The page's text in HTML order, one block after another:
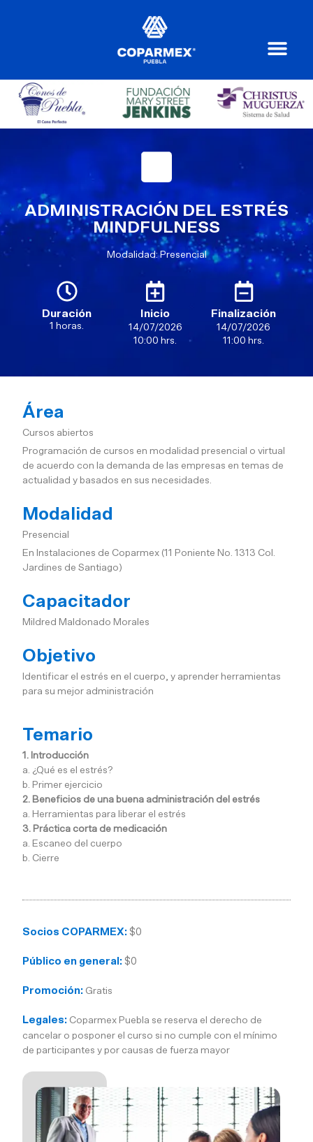
ADMINISTRACIÓN DEL ESTRÉS
MINDFULNESS
Modalidad: Presencial
Duración
1 horas.
Inicio
14/07/2026
10:00 hrs.
Finalización
14/07/2026
11:00 hrs.
Área
Cursos abiertos
Programación de cursos en modalidad presencial o virtual
de acuerdo con la demanda de las empresas en temas de
actualidad y basados en sus necesidades.
Modalidad
Presencial
En Instalaciones de Coparmex (11 Poniente No. 1313 Col.
Jardines de Santiago)
Capacitador
Mildred Maldonado Morales
Objetivo
Identificar el estrés en el cuerpo, y aprender herramientas
para su mejor administración
Temario
1. Introducción
a. ¿Qué es el estrés?
b. Primer ejercicio
2. Beneficios de una buena administración del estrés
a. Herramientas para liberar el estrés
3. Práctica corta de medicación
a. Escaneo del cuerpo
b. Cierre
Socios COPARMEX: $0
Público en general: $0
Promoción: Gratis
Legales: Coparmex Puebla se reserva el derecho de
cancelar o posponer el curso si no cumple con el mínimo
de participantes y por causas de fuerza mayor